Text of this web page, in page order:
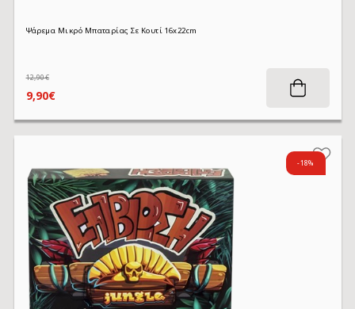
Ψάρεμα Μικρό Μπαταρίας Σε Κουτί 16x22cm
9,90€
12,90€
-18%